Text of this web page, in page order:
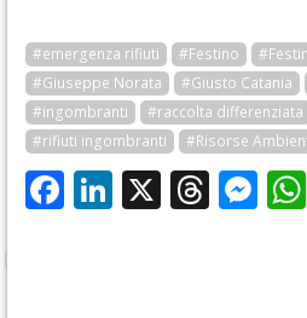
#emergenza rifiuti #Festino
#Giuseppe Norata
#Giusto Catania
#ingombranti
#raccolta differenziata
#rifiuti ingombranti
#Risorse
Facebook
LinkedIn
X